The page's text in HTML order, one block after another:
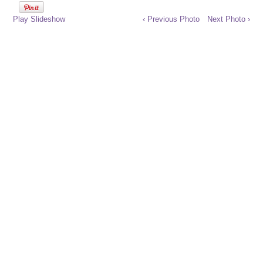
Play Slideshow ‹ Previous Photo Next Photo ›